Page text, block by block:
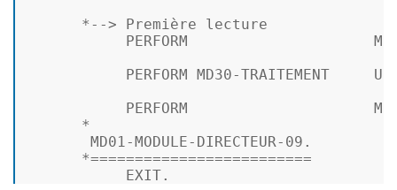
* --> Première lecture
PERFORM
           PERFORM MD30
-TRAITEMENT
PERFORM
*
       MD01
-MODULE- DIRECTEUR-09.
*=========================
           EXIT.